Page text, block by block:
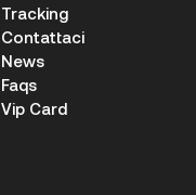
Tracking
Contattaci
News
Faqs
Vip Card